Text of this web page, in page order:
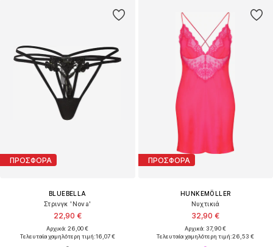
ΠΡΟΣΦΟΡΑ
BLUEBELLA
Στρινγκ 'Nova'
22,90 €
Αρχικά: 26,00 €
Τελευταία χαμηλότερη τιμή:16,07 €
ΠΡΟΣΦΟΡΑ
HUNKEMÖLLER
Νυχτικιά
32,90 €
Αρχικά: 37,90 €
Τελευταία χαμηλότερη τιμή:26,53 €